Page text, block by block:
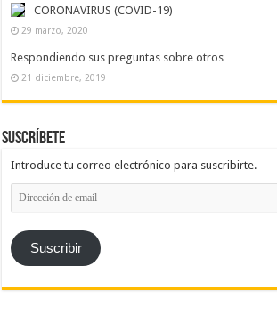
CORONAVIRUS (COVID-19)
29 marzo, 2020
Respondiendo sus preguntas sobre otros
21 diciembre, 2019
Suscríbete
Introduce tu correo electrónico para suscribirte.
Dirección
de
Suscribir